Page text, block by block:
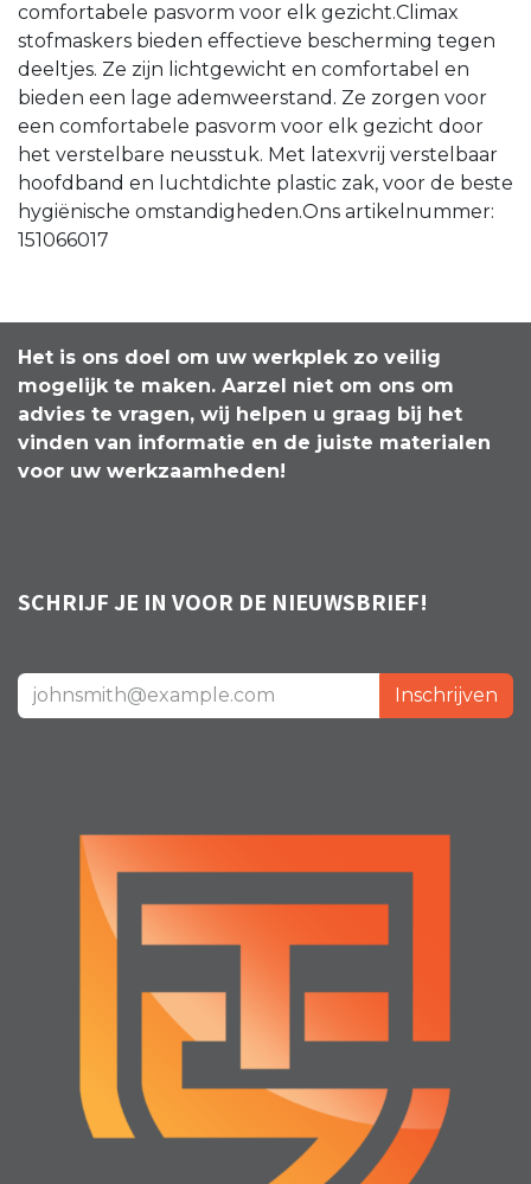
comfortabele pasvorm voor elk gezicht.Climax
stofmaskers bieden effectieve bescherming tegen
deeltjes. Ze zijn lichtgewicht en comfortabel en
bieden een lage ademweerstand. Ze zorgen voor
een comfortabele pasvorm voor elk gezicht door
het verstelbare neusstuk. Met latexvrij verstelbaar
hoofdband en luchtdichte plastic zak, voor de beste
hygiënische omstandigheden.Ons artikelnummer:
151066017
Het is ons doel om uw werkplek zo veilig
mogelijk te maken. Aarzel niet om ons om
advies te vragen, wij helpen u graag bij het
vinden van informatie en de juiste materialen
voor uw werkzaamheden!
SCHRIJF JE IN VOOR DE NIEUWSBRIEF!
Inschrijven